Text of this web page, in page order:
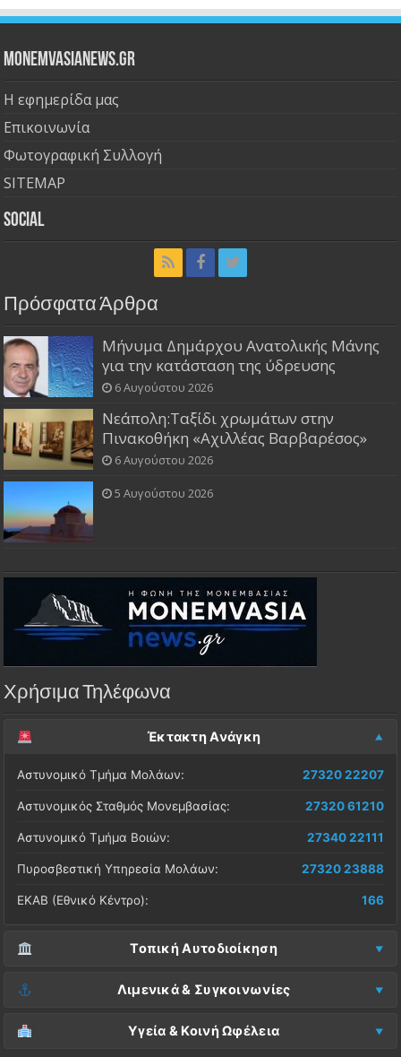
Monemvasianews.gr
Η εφημερίδα μας
Επικοινωνία
Φωτογραφική Συλλογή
SITEMAP
Social
Πρόσφατα Άρθρα
Μήνυμα Δημάρχου Ανατολικής Μάνης
για την κατάσταση της ύδρευσης
6 Αυγούστου 2026
Νεάπολη:Ταξίδι χρωμάτων στην
Πινακοθήκη «Αχιλλέας Βαρβαρέσος»
6 Αυγούστου 2026
5 Αυγούστου 2026
Χρήσιμα Τηλέφωνα
Έκτακτη Ανάγκη
Αστυνομικό Τμήμα Μολάων: 27320 22207
Αστυνομικός Σταθμός Μονεμβασίας: 27320 61210
Αστυνομικό Τμήμα Βοιών: 27340 22111
Πυροσβεστική Υπηρεσία Μολάων: 27320 23888
ΕΚΑΒ (Εθνικό Κέντρο): 166
Τοπική Αυτοδιοίκηση
Δήμος Μονεμβασίας (Έδρα):
Λιμενικά & Συγκοινωνίες
Λιμεναρχείο Μονεμβασίας:
Υγεία & Κοινή Ωφέλεια